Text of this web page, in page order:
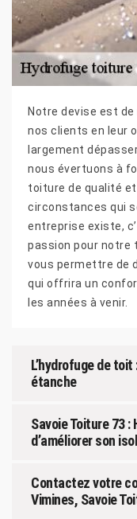
Notre devise est
nos clients en leur
largement
nous évertuons à
toiture de qualité
circonstances qui
entreprise existe,
passion pour notre
vous permettre de
qui offrira un
les années à venir.
L’hydrofuge de
étanche
Savoie Toiture 73
d’améliorer son
Contactez votre
Vimines, Savoie